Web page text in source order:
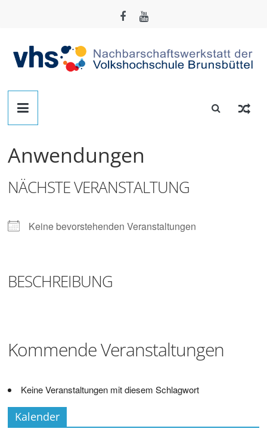
Nachbarschafts-
Werkstatt
Brunsbüttel
Der
zum
und
Anwendungen
NÄCHSTE VERANSTALTUNG
Keine bevorstehenden Veranstaltungen
BESCHREIBUNG
Kommende Veranstaltungen
Keine Veranstaltungen mit diesem Schlagwort
Kalender